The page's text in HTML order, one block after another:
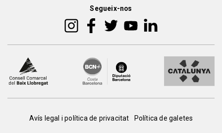
Segueix-nos
PeuAvís legal i política de privacitat Política de galetes